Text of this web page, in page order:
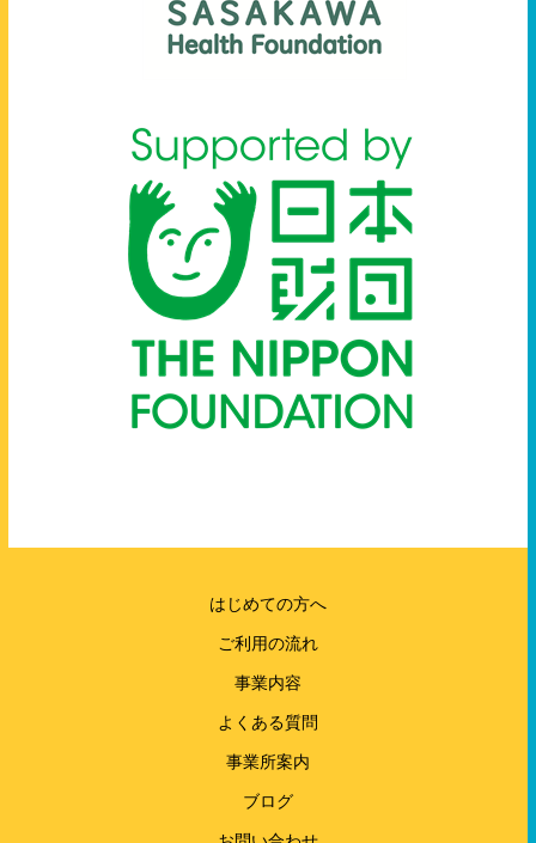
はじめての方へ
ご利用の流れ
事業内容
よくある質問
事業所案内
ブログ